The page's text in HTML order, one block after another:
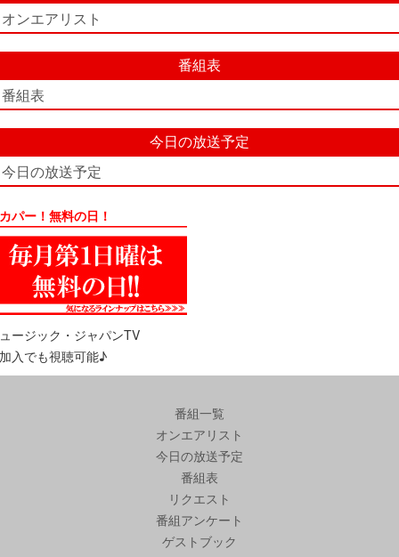
オンエアリスト
番組表
番組表
今日の放送予定
今日の放送予定
パー！無料の日！
ージック・ジャパンTV
入でも視聴可能♪
番組一覧
オンエアリスト
今日の放送予定
番組表
リクエスト
番組アンケート
ゲストブック